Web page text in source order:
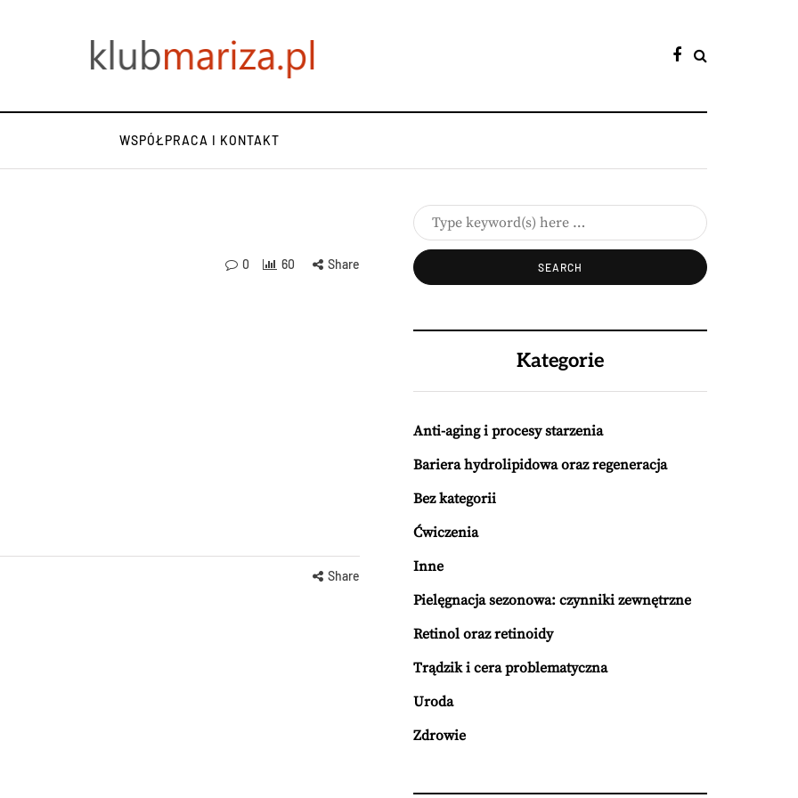
WSPÓŁPRACA I KONTAKT
0 60 Share
Share
Kategorie
Anti-aging i procesy starzenia
Bariera hydrolipidowa oraz regeneracja
Bez kategorii
Ćwiczenia
Inne
Pielęgnacja sezonowa: czynniki zewnętrzne
Retinol oraz retinoidy
Trądzik i cera problematyczna
Uroda
Zdrowie